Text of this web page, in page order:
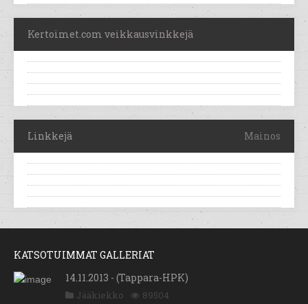
Kertoimet.com veikkausvinkkejä
Linkkejä Mainos
KATSOTUIMMAT GALLERIAT
14.11.2013 - (Tappara-HPK)
Jääkiekko 89504